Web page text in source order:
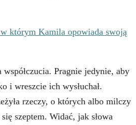
Pragnie jedynie, aby
i wreszcie ich wysłuchał.
rzeczy, o których albo milczy
szeptem. Widać, jak słowa